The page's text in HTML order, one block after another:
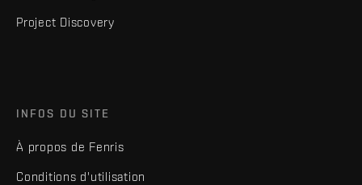
Project Discovery
INFOS DU SITE
À propos de Fenris
Conditions d'utilisation